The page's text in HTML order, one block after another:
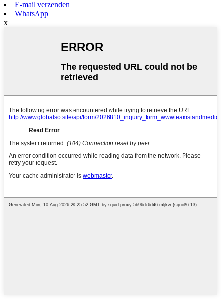
E-mail verzenden
WhatsApp
x